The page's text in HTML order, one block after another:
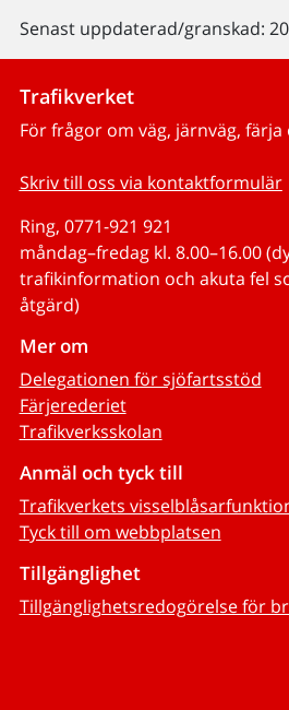
Senast uppdaterad/granskad:
Trafikverket
För frågor om väg, järnväg,
Skriv till oss via kontaktformulär
Ring, 0771-921 921
måndag–fredag kl. 8.00–16.00
trafikinformation och akuta fel
åtgärd)
Mer om
Delegationen för sjöfartsstöd
Färjerederiet
Trafikverksskolan
Anmäl och tyck till
Trafikverkets
Tyck till om webbplatsen
Tillgänglighet
Tillgänglighetsredogörelse för